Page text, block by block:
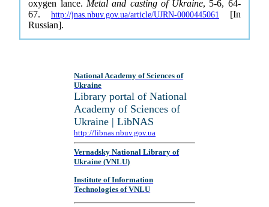
oxygen lance. Metal and casting of Ukraine, 5-6, 64-
67. http://jnas.nbuv.gov.ua/article/UJRN-0000445061
[In
Russian].
National Academy of Sciences of
Ukraine
Library portal of National
Academy of Sciences of
Ukraine | LibNAS
http://libnas.nbuv.gov.ua
Vernadsky National Library of
Ukraine (VNLU)
Institute of Information
Technologies of VNLU